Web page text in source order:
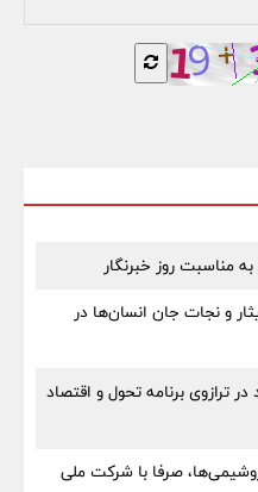
مناسبت روز خبرنگار
و نجات جان انسان‌ها در
ترازوی برنامه تحول و اقتصاد
صرفا با شرکت ملی